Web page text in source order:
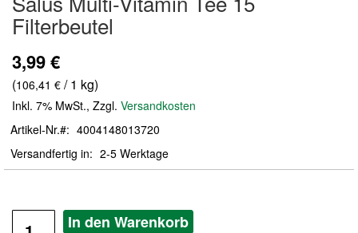
der
Bildergalerie
Filterbeutel
3,99 €
(106,41 € / 1 kg)
Inkl. 7% MwSt., Zzgl. Versandkosten
Artikel-Nr.
4004148013720
Versandfertig in
2-5 Werktage
In den Warenkorb